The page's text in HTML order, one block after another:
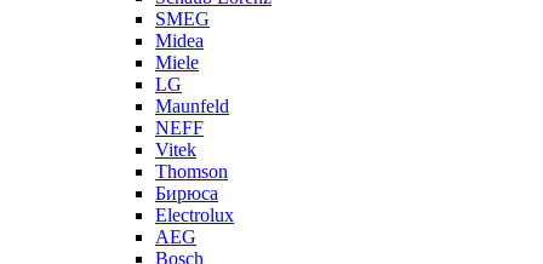
SMEG
Midea
Miele
LG
Maunfeld
NEFF
Vitek
Thomson
Бирюса
Electrolux
AEG
Bosch